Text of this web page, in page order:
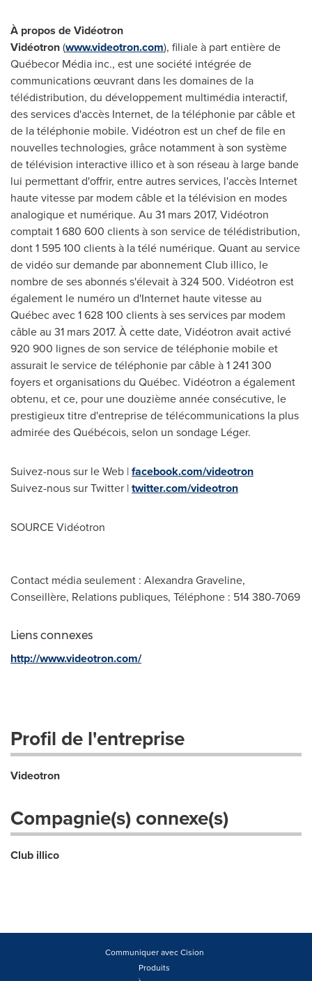
À propos de Vidéotron
Vidéotron(www.videotron.com), filiale à part entière de
Québecor Média inc., est une société intégrée de
communications œuvrant dans les domaines de la
télédistribution, du développement multimédia interactif,
des services d'accès Internet, de la téléphonie par câble et
de la téléphonie mobile. Vidéotron est un chef de file en
nouvelles technologies, grâce notamment à son système
de télévision interactive illico et à son réseau à large bande
lui permettant d'offrir, entre autres services, l'accès Internet
haute vitesse par modem câble et la télévision en modes
analogique et numérique. Au 31 mars 2017, Vidéotron
comptait 1 680 600 clients à son service de télédistribution,
dont 1 595 100 clients à la télé numérique. Quant au service
de vidéo sur demande par abonnement Club illico, le
nombre de ses abonnés s'élevait à 324 500. Vidéotron est
également le numéro un d'Internet haute vitesse au
Québec avec 1 628 100 clients à ses services par modem
câble au 31 mars 2017. À cette date, Vidéotron avait activé
920 900 lignes de son service de téléphonie mobile et
assurait le service de téléphonie par câble à 1 241 300
foyers et organisations du Québec. Vidéotron a également
obtenu, et ce, pour une douzième année consécutive, le
prestigieux titre d'entreprise de télécommunications la plus
admirée des Québécois, selon un sondage Léger.
Suivez-nous sur le Web |facebook.com/videotron
Suivez-nous sur Twitter |twitter.com/videotron
SOURCE Vidéotron
Contact média seulement : Alexandra Graveline,
Conseillère, Relations publiques, Téléphone : 514 380-7069
Liens connexes
http://www.videotron.com/
Profil de l'entreprise
Videotron
Compagnie(s) connexe(s)
Club illico
Communiquer avec Cision
Produits